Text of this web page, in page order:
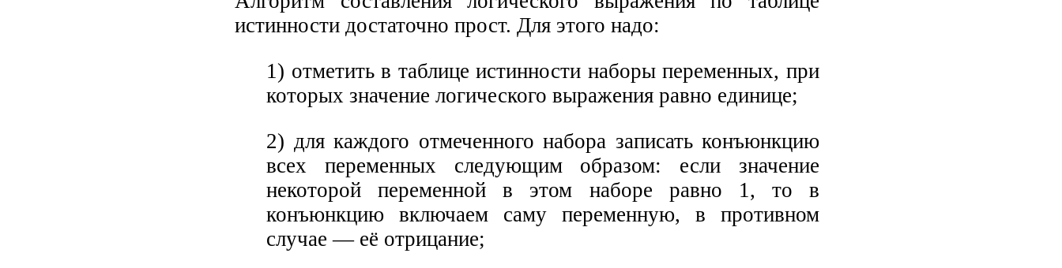
истинности достаточно прост. Для этого надо:
1) отметить в таблице истинности наборы переменных, при
которых значение логического выражения равно единице;
2) для каждого отмеченного набора записать конъюнкцию
всех переменных следующим образом: если значение
некоторой переменной в этом наборе равно 1, то в
конъюнкцию включаем саму переменную, в противном
случае — её отрицание;